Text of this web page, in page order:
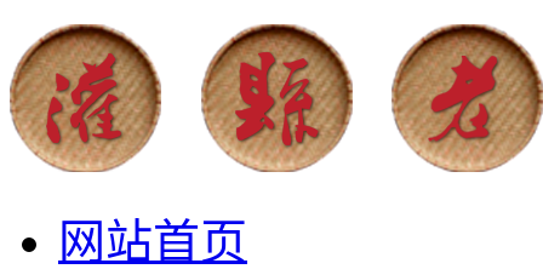
网站首页